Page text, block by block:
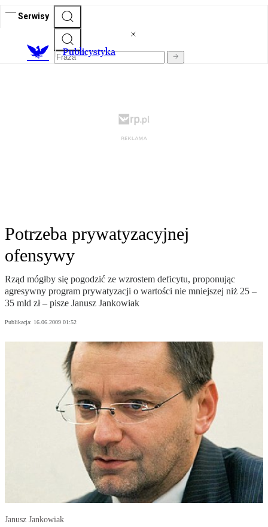
Serwisy
Publicystyka
Potrzeba prywatyzacyjnej
ofensywy
Rząd mógłby się pogodzić ze wzrostem deficytu, proponując
agresywny program prywatyzacji o wartości nie mniejszej niż 25 –
35 mld zł – pisze Janusz Jankowiak
Publikacja: 16.06.2009 01:52
Janusz Jankowiak